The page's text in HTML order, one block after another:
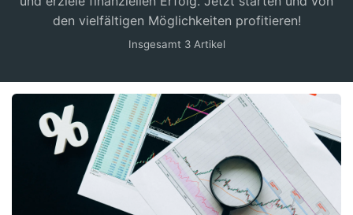
den vielfältigen Möglichkeiten profitieren!
Insgesamt 3 Artikel